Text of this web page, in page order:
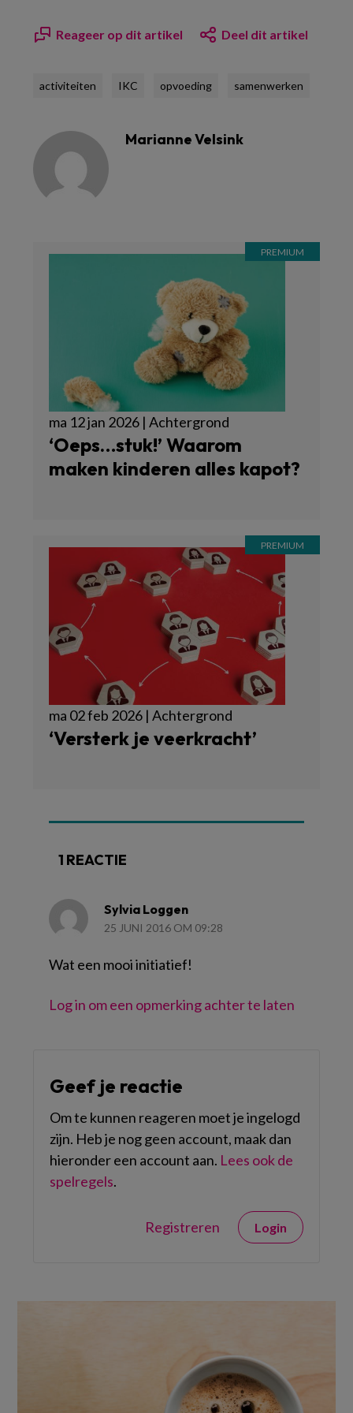
Reageer op dit artikel Deel dit artikel
activiteiten IKC opvoeding samenwerken
Marianne Velsink
ma 12 jan 2026 | Achtergrond
‘Oeps…stuk!’ Waarom
maken kinderen alles kapot?
ma 02 feb 2026 | Achtergrond
‘Versterk je veerkracht’
1 REACTIE
Sylvia Loggen
25 JUNI 2016 OM 09:28
Wat een mooi initiatief!
Log in om een opmerking achter te laten
Geef je reactie
Om te kunnen reageren moet je ingelogd
zijn. Heb je nog geen account, maak dan
hieronder een account aan. Lees ook de
spelregels.
Registreren Login